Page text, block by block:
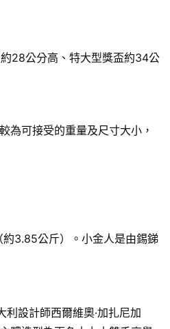
28公分高、特大型獎盃約34公
為可接受的重量及尺寸大小，
3.85公斤）。小金人是由錫銻
設計師西爾維奧·加扎尼加